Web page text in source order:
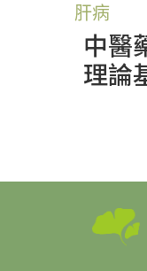
肝病
中醫
理論